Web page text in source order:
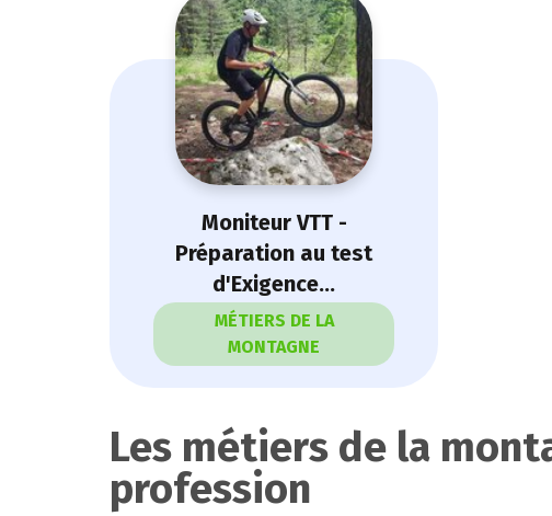
Moniteur VTT -
Préparation au test
d'Exigence...
MÉTIERS DE LA
MONTAGNE
Les métiers de la
profession